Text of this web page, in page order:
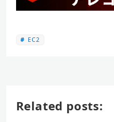
EC2
Related posts: